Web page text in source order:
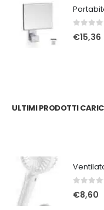
Su 5
€15,36
ULTIMI PRODOTTI
Su 5
€8,60